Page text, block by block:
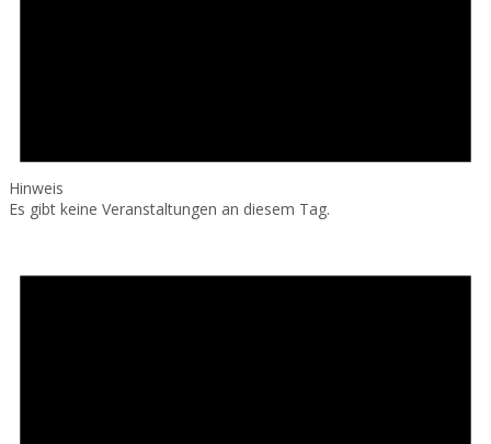
Hinweis
Es gibt keine Veranstaltungen an diesem Tag.